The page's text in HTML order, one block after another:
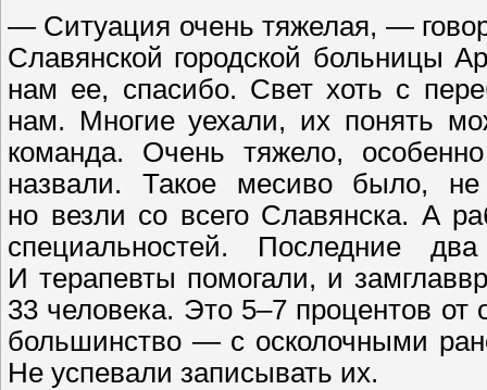
— Ситуация очень тяжелая, —
Славянской городской больницы
нам ее, спасибо. Свет хоть с
нам. Многие уехали, их понять
команда. Очень тяжело,
назвали. Такое месиво было, не
но везли со всего Славянска. А
специальностей. Последние
И терапевты помогали, и
33 человека. Это 5–7 процентов
большинство — с осколочными
Не успевали записывать их.